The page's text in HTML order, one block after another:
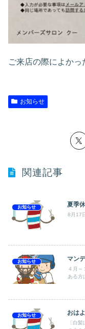
ご来店の際によかっ
お知らせ
関連記事
お知らせ 夏季
8月17
お知らせ マン
４月
ある方
お知らせ おは
〔白